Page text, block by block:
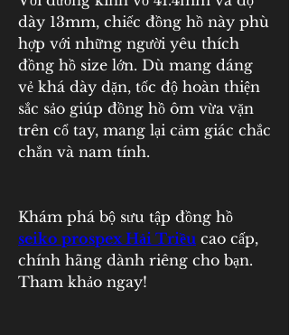
dày 13mm, chiếc đồng hồ này phù
hợp với những người yêu thích
đồng hồ size lớn. Dù mang dáng
vẻ khá dày dặn, tốc độ hoàn thiện
sắc sảo giúp đồng hồ ôm vừa vặn
trên cổ tay, mang lại cảm giác chắc
chắn và nam tính.
seiko prospex Hải Triều cao cấp,
chính hãng dành riêng cho bạn.
Tham khảo ngay!